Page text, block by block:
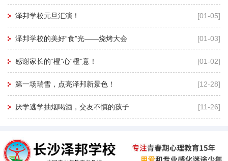
泽邦学校元旦汇演！ [01-05]
泽邦学校的美好“食”光——烧烤大会 [01-03]
感谢家长的“橙”心“橙”意！ [01-02]
第一场瑞雪，点亮泽邦新景色！ [12-28]
厌学逃学抽烟喝酒，交友不慎的孩子 [11-26]